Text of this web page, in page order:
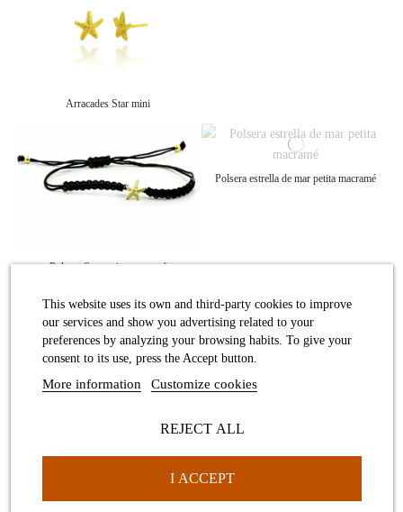
Arracades Star mini
Polsera Star petita macramé
Polsera estrella de mar petita macramé
Arracades Estrella de Mar rimini
Arracades Estrella de Mar mini
Arracades Estrella de Mar mini BR
Arracades Estrella de Mar petita
This website uses its own and third-party cookies to improve
our services and show you advertising related to your
preferences by analyzing your browsing habits. To give your
consent to its use, press the Accept button.
More information Customize cookies
REJECT ALL
I ACCEPT